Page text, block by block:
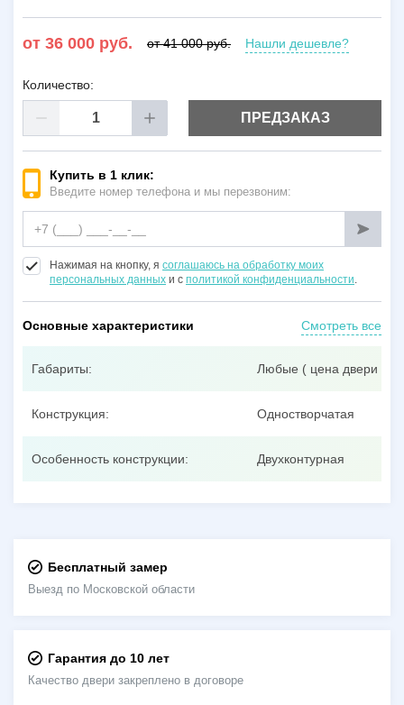
от 36 000 руб. от 41 000 руб. Нашли дешевле?
Количество:
ПРЕДЗАКАЗ
Купить в 1 клик:
Введите номер телефона и мы перезвоним:
Нажимая на кнопку, я соглашаюсь на обработку моих
персональных данных и с политикой конфиденциальности.
Основные характеристики Смотреть все
Габариты: Любые ( цена двери
Конструкция: Одностворчатая
Особенность конструкции: Двухконтурная
Бесплатный замер
Выезд по Московской области
Гарантия до 10 лет
Качество двери закреплено в договоре